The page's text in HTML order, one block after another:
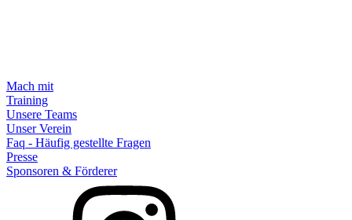
Mach mit
Training
Unsere Teams
Unser Verein
Faq - Häufig gestellte Fragen
Presse
Sponsoren & Förderer